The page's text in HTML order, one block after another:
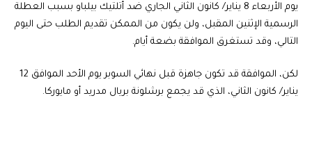
يوم الأربعاء 8 يناير/ كانون الثاني الجاري ضد أتلتيك بيلباو بسبب العطلة
الرسمية الإثنين المقبل، ولن يكون من الممكن تقديم الطلب حتى اليوم
التالي، وقد تستغرق الموافقة بضعة أيام.
لكن، الموافقة قد تكون جاهزة قبل نهائي السوبر يوم الأحد الموافق 12
يناير/ كانون الثاني، الذي قد يجمع برشلونة بريال مدريد أو مايوركا.